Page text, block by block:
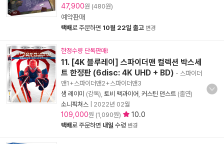
47,900원 (480원)
예약판매
택배로 주문하면 10월 22일 출고 변경
한정수량 단독판매!
11. [4K 블루레이] 스파이더맨 컬렉션 박스세
트 한정판 (6disc: 4K UHD + BD) - 스파이더
맨1+스파이더맨2+스파이더맨3
샘 레이미 (감독), 토비 맥과이어 커스틴 던스트 (출연)
소니픽쳐스
2022년 02월
109,000원 (1,090원) 10.0
택배로 주문하면 내일 수령 변경